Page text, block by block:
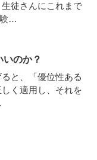
徒さんにこれまで
…
のか？
と、「優位性ある
く適用し、それを